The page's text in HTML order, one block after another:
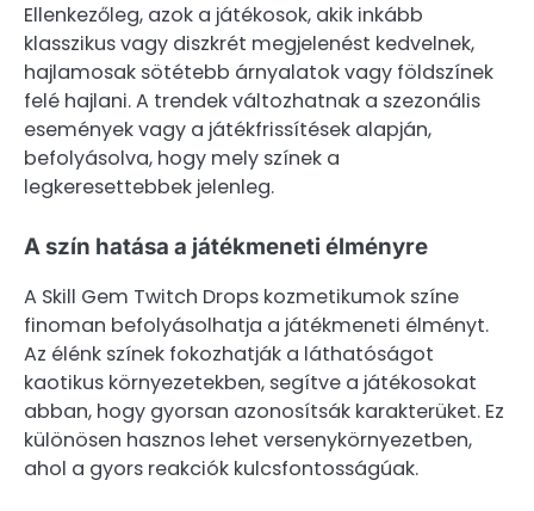
Ellenkezőleg, azok a játékosok, akik inkább
klasszikus vagy diszkrét megjelenést kedvelnek,
hajlamosak sötétebb árnyalatok vagy földszínek
felé hajlani. A trendek változhatnak a szezonális
események vagy a játékfrissítések alapján,
befolyásolva, hogy mely színek a
legkeresettebbek jelenleg.
A szín hatása a játékmeneti élményre
A Skill Gem Twitch Drops kozmetikumok színe
finoman befolyásolhatja a játékmeneti élményt.
Az élénk színek fokozhatják a láthatóságot
kaotikus környezetekben, segítve a játékosokat
abban, hogy gyorsan azonosítsák karakterüket. Ez
különösen hasznos lehet versenykörnyezetben,
ahol a gyors reakciók kulcsfontosságúak.